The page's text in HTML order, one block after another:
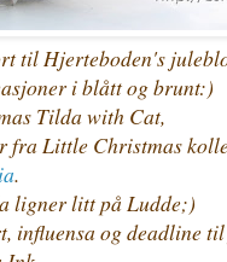
til Hjerteboden's
i blått og brunt:)
Tilda with Cat,
fra Little Christmas
.
ligner litt på Ludde;)
influensa og deadline